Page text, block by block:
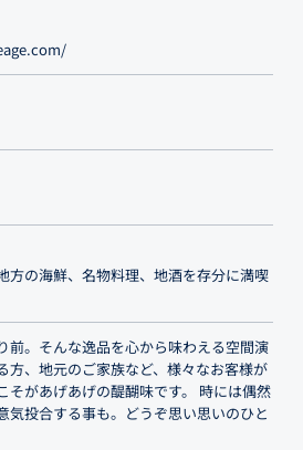
方の海鮮、名物料理、地酒を存分に満喫
前。そんな逸品を心から味わえる空間演
方、地元のご家族など、様々なお客様が
そがあげあげの醍醐味です。 時には偶然
気投合する事も。どうぞ思い思いのひと